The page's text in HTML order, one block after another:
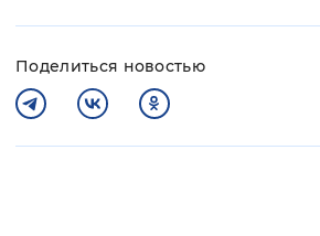
Поделиться новостью